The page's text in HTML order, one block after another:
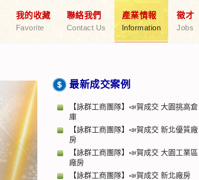
我的收藏
Favorite
聯絡我們
Contact Us
產業情報
Information
徵才
Jobs
最新成交案例
【詠群工商團隊】📣賀成交 大園挑高倉
庫
【詠群工商團隊】📣賀成交 新北優質廠
房
【詠群工商團隊】📣賀成交 大園工業區
廠房
【詠群工商團隊】📣賀成交 新北廠房